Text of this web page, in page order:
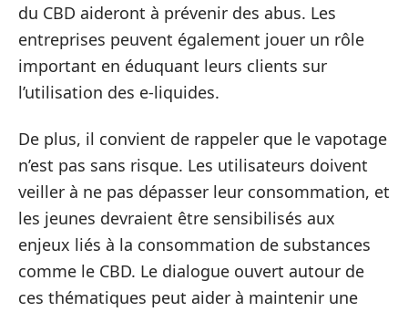
du CBD aideront à prévenir des abus. Les
entreprises peuvent également jouer un rôle
important en éduquant leurs clients sur
l’utilisation des e-liquides.
De plus, il convient de rappeler que le vapotage
n’est pas sans risque. Les utilisateurs doivent
veiller à ne pas dépasser leur consommation, et
les jeunes devraient être sensibilisés aux
enjeux liés à la consommation de substances
comme le CBD. Le dialogue ouvert autour de
ces thématiques peut aider à maintenir une